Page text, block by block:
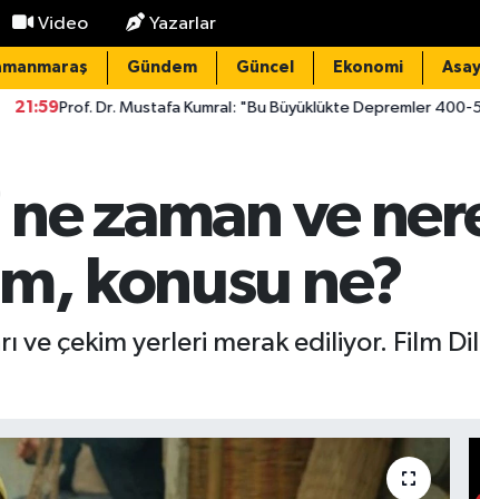
Video Yazarlar
Gündem Güncel Ekonomi
Kumral: "Bu Büyüklükte Depremler 400-500 Yılda Bir
zaman ve
konusu ne?
ve çekim yerleri merak ediliyor. Film